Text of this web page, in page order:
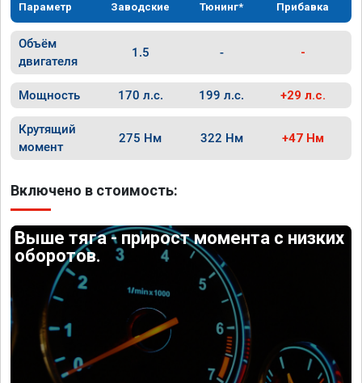
Параметр Заводские Тюнинг* Прибавка
Объём
двигателя
1.5 - -
Мощность 170 л.с. 199 л.с. +29 л.с.
Крутящий
момент
275 Нм 322 Нм +47 Нм
Включено в стоимость:
Выше тяга - прирост момента с низких
оборотов.